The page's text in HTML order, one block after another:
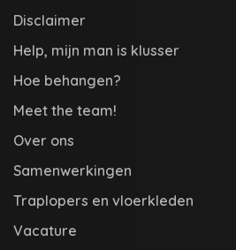
Disclaimer
Help, mijn man is klusser
Hoe behangen?
Meet the team!
Over ons
Samenwerkingen
Traplopers en vloerkleden
Vacature